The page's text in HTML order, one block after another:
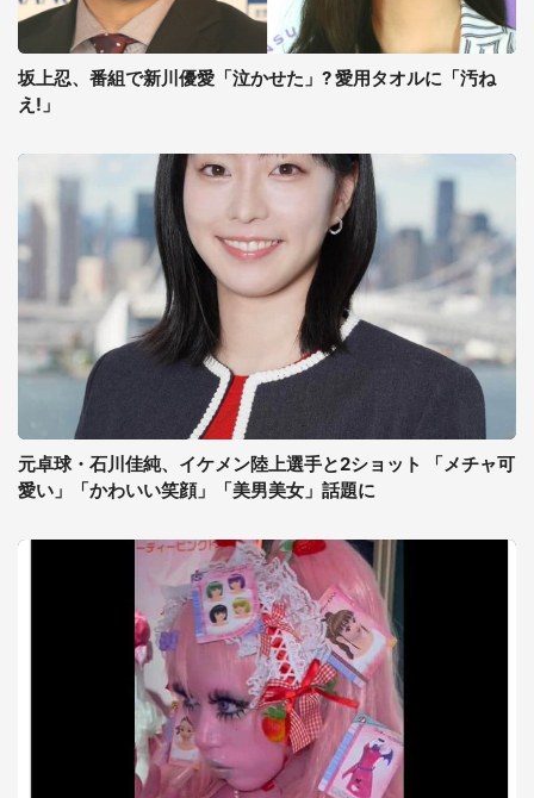
坂上忍、番組で新川優愛「泣かせた」? 愛用タオルに「汚ね
え!」
元卓球・石川佳純、イケメン陸上選手と2ショット 「メチャ可
愛い」「かわいい笑顔」「美男美女」話題に